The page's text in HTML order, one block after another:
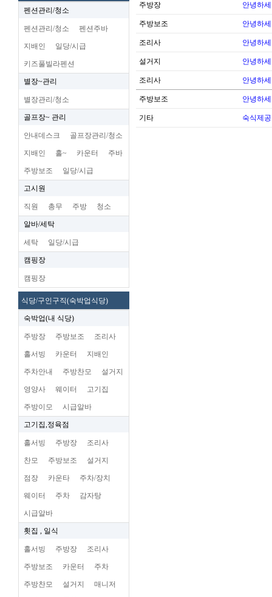
펜션관리/청소
펜션관리/청소 펜션주바
지배인 일당/시급
키즈풀빌라펜션
별장~관리
별장관리/청소
골프장~ 관리
안내데스크 골프장관리/청소
지배인 홀~ 카운터 주바
주방보조 일당/시급
고시원
직원 총무 주방 청소
알바/세탁
세탁 일당/시급
캠핑장
캠핑장
식당/구인구직(숙박업식당)
숙박업(내 식당)
주방장 주방보조 조리사
홀서빙 카운터 지배인
주차안내 주방찬모 설거지
영양사 웨이터 고기집
주방이모 시급알바
고기집,정육점
홀서빙 주방장 조리사
찬모 주방보조 설거지
점장 카운타 주차/장치
웨이터 주차 감자탕
시급알바
횟집 , 일식
홀서빙 주방장 조리사
주방보조 카운터 주차
주방찬모 설거지 매니저
주방장 안녕하
주방보조 안녕하
조리사 안녕하
설거지 안녕하
조리사 안녕하
주방보조 안녕하
기타 숙식제